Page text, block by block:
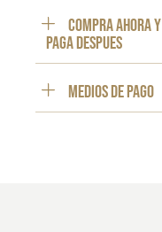
Compra ahora y
paga despues
Medios de pago